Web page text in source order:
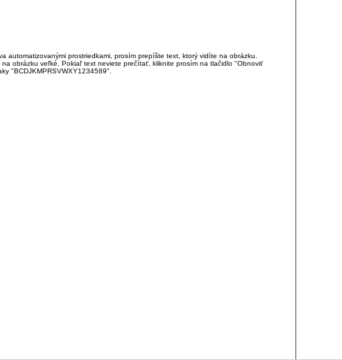
automatizovanými prostriedkami, prosím prepíšte text, ktorý vidíte na obrázku.
obrázku veľké. Pokiaľ text neviete prečítať, kliknite prosím na tlačidlo "Obnoviť
"BCDJKMPRSVWXY1234589".